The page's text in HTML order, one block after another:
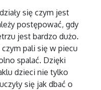
się czym jest
postępować, gdy
jest bardzo dużo.
pali się w piecu
spalać. Dzięki
dzieci nie tylko
się jak dbać o